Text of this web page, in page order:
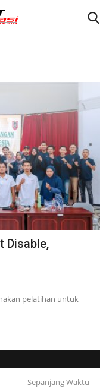
Disable,
pelatihan untuk
Sepanjang Waktu